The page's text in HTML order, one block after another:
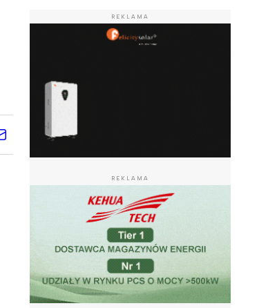
REKLAMA
REKLAMA